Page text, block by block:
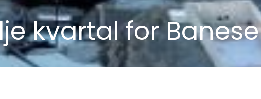
kvartal for